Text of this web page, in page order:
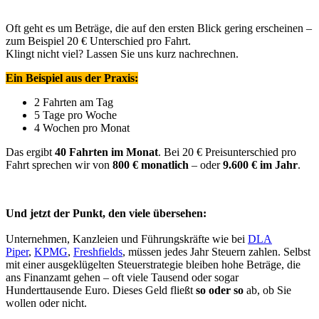
Oft geht es um Beträge, die auf den ersten Blick gering erscheinen –
zum Beispiel 20 € Unterschied pro Fahrt.
Klingt nicht viel? Lassen Sie uns kurz nachrechnen.
Ein Beispiel aus der Praxis:
2 Fahrten am Tag
5 Tage pro Woche
4 Wochen pro Monat
Das ergibt 40 Fahrten im Monat. Bei 20 € Preisunterschied pro
Fahrt sprechen wir von 800 € monatlich – oder9.600 € im Jahr.
Und jetzt der Punkt, den viele übersehen:
Unternehmen, Kanzleien und Führungskräfte wie bei DLA
Piper, KPMG, Freshfields, müssen jedes Jahr Steuern zahlen. Selbst
mit einer ausgeklügelten Steuerstrategie bleiben hohe Beträge, die
ans Finanzamt gehen – oft viele Tausend oder sogar
Hunderttausende Euro. Dieses Geld fließt so oder so ab, ob Sie
wollen oder nicht.